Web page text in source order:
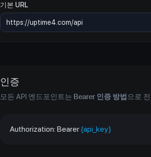
기본 URL
인증
모든 API 엔드포인트는 Bearer 인증 방법 으로
Authorization: Bearer{api_key}